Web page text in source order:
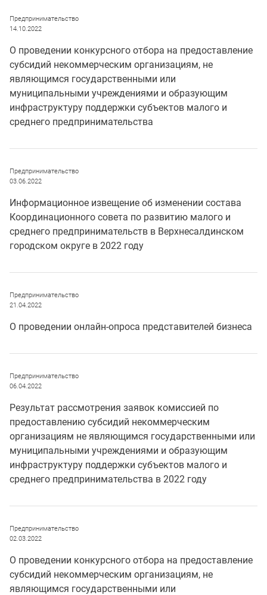
Предпринимательство
14.10.2022
О проведении конкурсного отбора на предоставление
субсидий некоммерческим организациям, не
являющимся государственными или
муниципальными учреждениями и образующим
инфраструктуру поддержки субъектов малого и
среднего предпринимательства
Предпринимательство
03.06.2022
Информационное извещение об изменении состава
Координационного совета по развитию малого и
среднего предпринимательств в Верхнесалдинском
городском округе в 2022 году
Предпринимательство
21.04.2022
О проведении онлайн-опроса представителей бизнеса
Предпринимательство
06.04.2022
Результат рассмотрения заявок комиссией по
предоставлению субсидий некоммерческим
организациям не являющимся государственными или
муниципальными учреждениями и образующим
инфраструктуру поддержки субъектов малого и
среднего предпринимательства в 2022 году
Предпринимательство
02.03.2022
О проведении конкурсного отбора на предоставление
субсидий некоммерческим организациям, не
являющимся государственными или